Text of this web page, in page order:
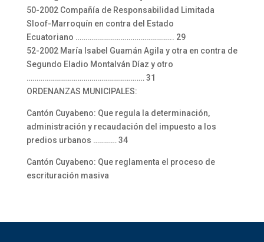
50-2002 Compañía de Responsabilidad Limitada
Sloof-Marroquín en contra del Estado
Ecuatoriano ………………………………………….. 29
52-2002 María Isabel Guamán Agila y otra en contra de
Segundo Eladio Montalván Díaz y otro
…………………………………………………… 31
ORDENANZAS MUNICIPALES:
Cantón Cuyabeno: Que regula la determinación,
administración y recaudación del impuesto a los
predios urbanos ………… 34
Cantón Cuyabeno: Que reglamenta el proceso de
escrituración masiva